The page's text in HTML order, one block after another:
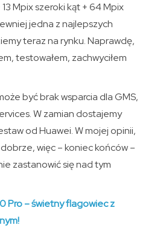
Mpix szeroki kąt + 64 Mpix
jedna z najlepszych
teraz na rynku. Naprawdę,
testowałem, zachwyciłem
być brak wsparcia dla GMS,
W zamian dostajemy
od Huawei. W mojej opinii,
więc – koniec końców –
zastanowić się nad tym
Pro – świetny flagowiec z